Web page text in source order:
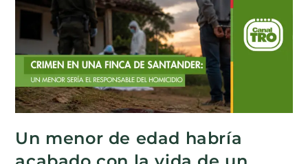
Un menor de edad habría